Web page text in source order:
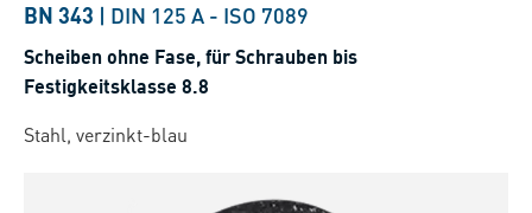
BN 343 | DIN 125 A - ISO 7089
Scheiben ohne Fase, für Schrauben bis
Festigkeitsklasse 8.8
Stahl, verzinkt-blau